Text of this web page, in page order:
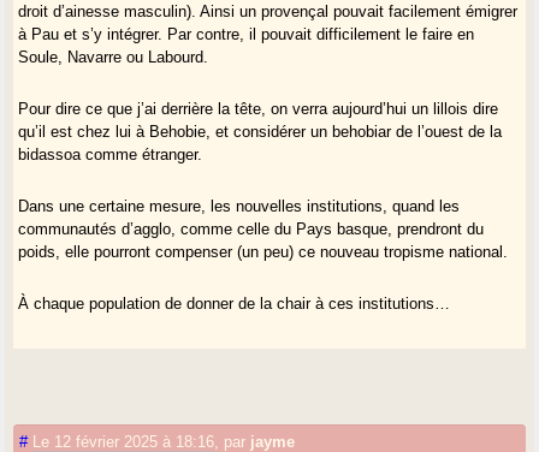
droit d’ainesse masculin). Ainsi un provençal pouvait facilement émigrer
à Pau et s’y intégrer. Par contre, il pouvait difficilement le faire en
Soule, Navarre ou Labourd.
Pour dire ce que j’ai derrière la tête, on verra aujourd’hui un lillois dire
qu’il est chez lui à Behobie, et considérer un behobiar de l’ouest de la
bidassoa comme étranger.
Dans une certaine mesure, les nouvelles institutions, quand les
communautés d’agglo, comme celle du Pays basque, prendront du
poids, elle pourront compenser (un peu) ce nouveau tropisme national.
À chaque population de donner de la chair à ces institutions…
# Le 12 février 2025 à 18:16 par jayme